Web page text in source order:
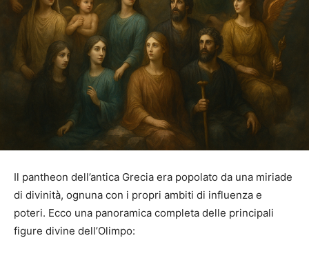
Il pantheon dell’antica Grecia era popolato da una miriade
di divinità, ognuna con i propri ambiti di influenza e
poteri. Ecco una panoramica completa delle principali
figure divine dell’Olimpo: